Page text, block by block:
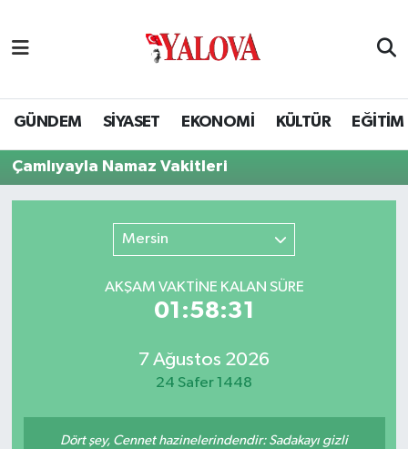
GÜNDEM SİYASET EKONOMİ KÜLTÜR EĞİTİM
Çamlıyayla Namaz Vakitleri
Mersin
AKŞAM VAKTİNE KALAN SÜRE
01:58:31
7 Ağustos 2026
24 Safer 1448
Dört şey, Cennet hazinelerindendir: Sadakayı gizli
SİYASET
EKONOMİ
BİLİM VE TEKNOLOJİ
SPOR
Yalova Nöbetçi Eczaneler
Yalova Hava Durumu
Yalova Namaz Vakitleri
Puan Durumu ve Fikstür
Tüm Manşetler